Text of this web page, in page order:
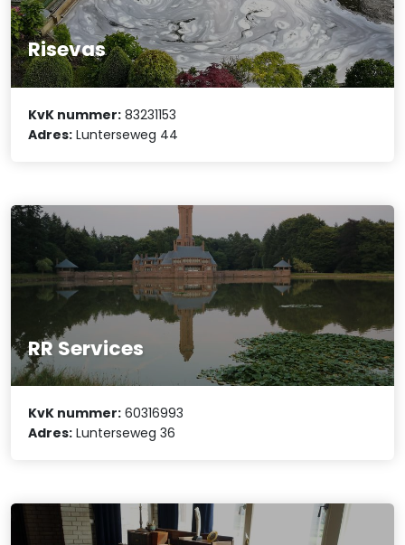
Risevas
KvK nummer: 83231153
Adres: Lunterseweg 44
RR Services
KvK nummer: 60316993
Adres: Lunterseweg 36